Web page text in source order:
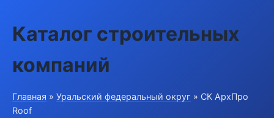
Каталог строительных
компаний
Главная » Уральский федеральный округ » СК АрхПро
Roof